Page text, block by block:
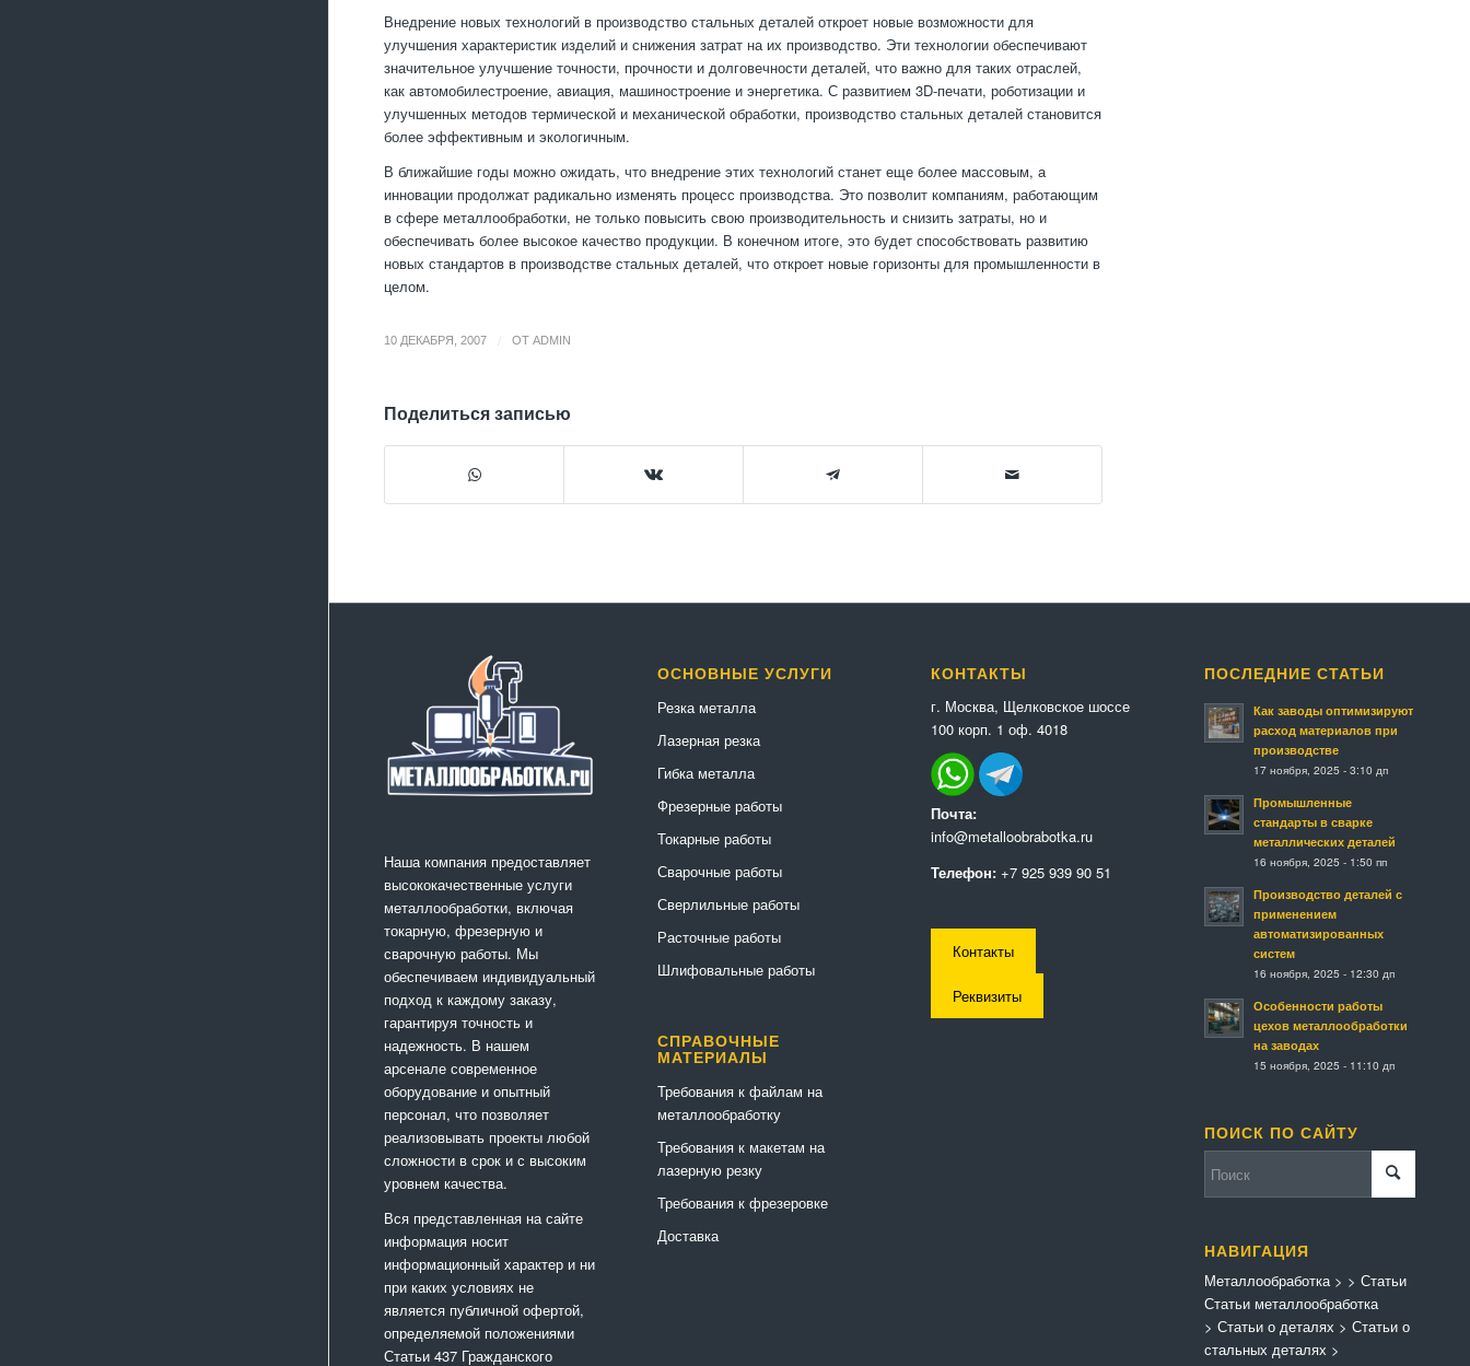
Внедрение новых технологий в производство стальных деталей откроет новые возможности для
улучшения характеристик изделий и снижения затрат на их производство. Эти технологии обеспечивают
значительное улучшение точности, прочности и долговечности деталей, что важно для таких отраслей,
как автомобилестроение, авиация, машиностроение и энергетика. С развитием 3D-печати, роботизации и
улучшенных методов термической и механической обработки, производство стальных деталей становится
более эффективным и экологичным.
В ближайшие годы можно ожидать, что внедрение этих технологий станет еще более массовым, а
инновации продолжат радикально изменять процесс производства. Это позволит компаниям, работающим
в сфере металлообработки, не только повысить свою производительность и снизить затраты, но и
обеспечивать более высокое качество продукции. В конечном итоге, это будет способствовать развитию
новых стандартов в производстве стальных деталей, что откроет новые горизонты для промышленности в
целом.
10 ДЕКАБРЯ, 2007 ОТ ADMIN
Поделиться записью
Наша компания предоставляет
высококачественные услуги
металлообработки, включая
токарную, фрезерную и
сварочную работы. Мы
обеспечиваем индивидуальный
подход к каждому заказу,
гарантируя точность и
надежность. В нашем
арсенале современное
оборудование и опытный
персонал, что позволяет
реализовывать проекты любой
сложности в срок и с высоким
уровнем качества.
Вся представленная на сайте
информация носит
информационный характер и ни
при каких условиях не
является публичной офертой,
определяемой положениями
Статьи 437 Гражданского
ОСНОВНЫЕ УСЛУГИ
Резка металла
Лазерная резка
Гибка металла
Фрезерные работы
Токарные работы
Сварочные работы
Сверлильные работы
Расточные работы
Шлифовальные работы
СПРАВОЧНЫЕ
МАТЕРИАЛЫ
Требования к файлам на
металлообработку
Требования к макетам на
лазерную резку
Требования к фрезеровке
Доставка
КОНТАКТЫ
г. Москва, Щелковское шоссе
100 корп. 1 оф. 4018
Почта:
info@metalloobrabotka.ru
Телефон: +7 925 939 90 51
Контакты
Реквизиты
ПОСЛЕДНИЕ СТАТЬИ
Как заводы оптимизируют
расход материалов при
производстве
17 ноября, 2025 - 3:10 дп
Промышленные
стандарты в сварке
металлических деталей
16 ноября, 2025 - 1:50 пп
Производство деталей с
применением
автоматизированных
систем
16 ноября, 2025 - 12:30 дп
Особенности работы
цехов металлообработки
на заводах
15 ноября, 2025 - 11:10 дп
ПОИСК ПО САЙТУ
НАВИГАЦИЯ
Металлообработка>
Статьи металлообработка
> Статьи
> Статьи о деталях > Статьи о
стальных деталях >